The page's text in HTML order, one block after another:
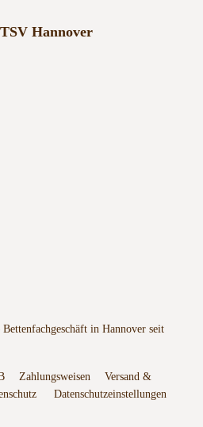
Hannover
in Hannover seit
Zahlungsweisen
Versand &
Datenschutzeinstellungen